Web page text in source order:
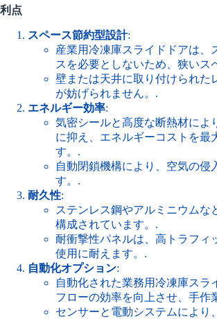
利点
スペース節約型設計:
産業用冷凍庫スライドドアは、
スを必要としないため、狭いス
壁または天井に取り付けられた
が妨げられません。.
エネルギー効率:
気密シールと高度な断熱材によ
に抑え、エネルギーコストを最
す。.
自動閉鎖機構により、空気の侵
す。.
耐久性:
ステンレス鋼やアルミニウムな
構成されています。.
耐衝撃性パネルは、高トラフィ
使用に耐えます。.
自動化オプション:
自動化された業務用冷凍庫スラ
フローの効率を向上させ、手作
センサーと電動システムにより